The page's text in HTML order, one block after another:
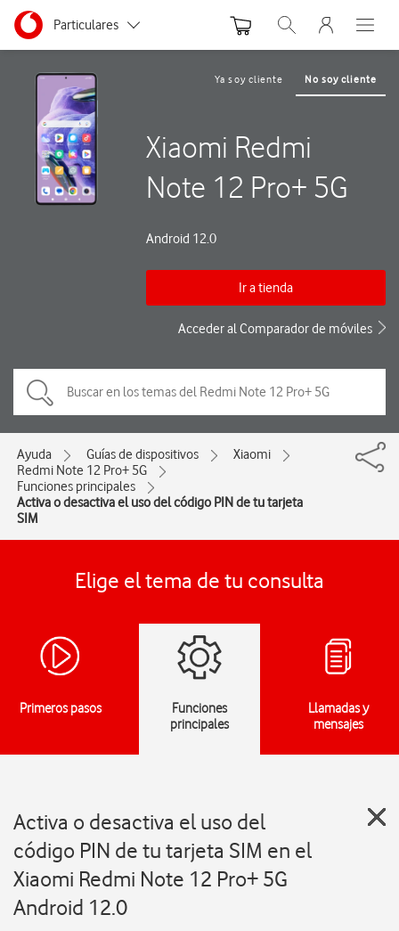
Ir a la pagina principal de vodafone.es
Menu navegación Segmento
Particulares
Autónomos
Pymes
Grandes empresas y AA.PP.
Abrir buscador. Abre
Abre
Ya soy cliente No soy cliente
Xiaomi Redmi
Note 12 Pro+ 5G
Android 12.0
Ir a tienda
Acceder al Comparador de móviles
Ayuda Guías de dispositivos
Xiaomi
Redmi Note 12 Pro+ 5G
Funciones principales
Activa o desactiva el uso del código PIN de tu tarjeta
SIM
Elige el tema de tu consulta
Primeros pasos
Funciones
principales
Llamadas y
mensajes
Activa o desactiva el uso del
código PIN de tu tarjeta SIM en el
Xiaomi Redmi Note 12 Pro+ 5G
Android 12.0